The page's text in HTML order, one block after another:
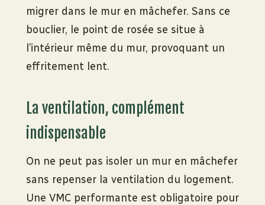
migrer dans le mur en mâchefer. Sans ce
bouclier, le point de rosée se situe à
l’intérieur même du mur, provoquant un
effritement lent.
La ventilation, complément
indispensable
On ne peut pas isoler un mur en mâchefer
sans repenser la ventilation du logement.
Une VMC performante est obligatoire pour